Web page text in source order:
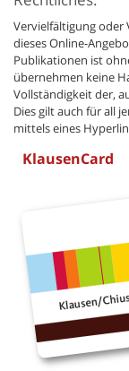
Vervielfältigung oder
dieses Online-
Publikationen ist
übernehmen keine
Vollständigkeit der,
Dies gilt auch für all
mittels eines
KlausenCard